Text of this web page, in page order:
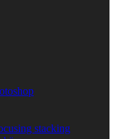
stacking